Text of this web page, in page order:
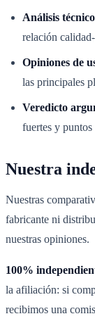
Análisis técnico
relación
Opiniones de
las principales
Veredicto
fuertes y puntos
Nuestra
Nuestras
fabricante ni
nuestras opiniones.
100%
la afiliación: si
recibimos una